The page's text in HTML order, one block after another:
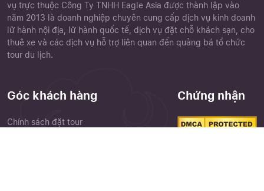
vụ trực thuộc Công Ty TNHH Eagle Asia được thành lập vào
năm 2013 là doanh nghiệp chuyên cung cấp dịch vụ kinh doanh
lữ hành nội địa, lữ hành quốc tế, dịch vụ đặt chỗ khách sạn, cho
thuê xe và các dịch vụ hỗ trợ liên quan đến quảng bá tổ chức
tour du lịch.
Góc khách hàng
Chính sách đặt tour
Chứng nhận